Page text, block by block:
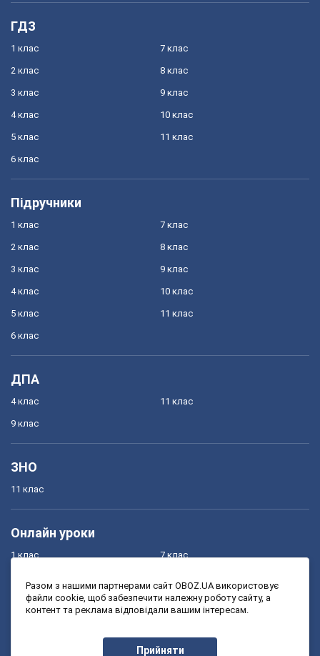
ГДЗ
1 клас
2 клас
3 клас
4 клас
5 клас
6 клас
7 клас
8 клас
9 клас
10 клас
11 клас
Підручники
1 клас
2 клас
3 клас
4 клас
5 клас
6 клас
7 клас
8 клас
9 клас
10 клас
11 клас
ДПА
4 клас
9 клас
11 клас
ЗНО
11 клас
Онлайн уроки
1 клас
3 клас
7 клас
9 клас
Разом з нашими партнерами сайт OBOZ.UA використовує
файли cookie, щоб забезпечити належну роботу сайту, а
контент та реклама відповідали вашим інтересам.
Прийняти